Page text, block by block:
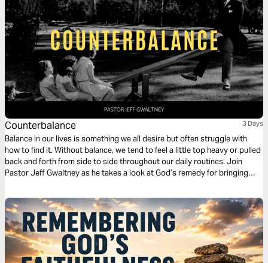
Counterbalance 3 Days
Balance in our lives is something we all desire but often struggle with
how to find it. Without balance, we tend to feel a little top heavy or pulled
back and forth from side to side throughout our daily routines. Join
Pastor Jeff Gwaltney as he takes a look at God’s remedy for bringing